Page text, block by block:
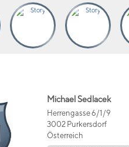
Michael Sedlacek
Herrengasse 6/1/9
3002 Purkersdorf
Österreich